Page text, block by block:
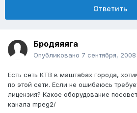
Ответить
Бродяяяга
Опубликовано 7 сентября, 2008
Есть сеть КТВ в маштабах города,
по этой сети. Если не ошибаюсь
лицензия? Какое оборудование
канала mpeg2/